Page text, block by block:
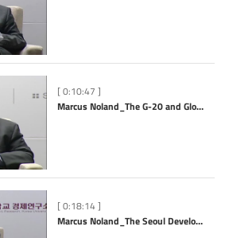
[ 0:10:47 ]
Marcus Noland_The G-20 and Global Re-balancing
[ 0:18:14 ]
Marcus Noland_The Seoul Development Consensus and the Reproducibility of the Korean Model